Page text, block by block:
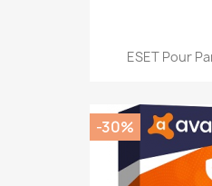
ESET Pour
-30%